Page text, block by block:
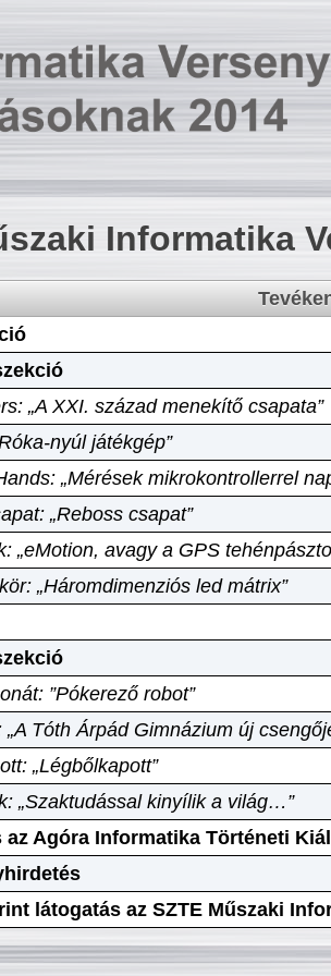
Informatika
„A XXI. század menekítő csapata”
nyúl játékgép”
„Mérések mikrokontrollerrel
„Reboss csapat”
„eMotion, avagy a GPS
„Háromdimenziós led mátrix”
”Pókerező robot”
„A Tóth Árpád Gimnázium új
„Légbőlkapott”
„Szaktudással kinyílik a világ…”
az Agóra Informatika Történeti
látogatás az SZTE Műszaki